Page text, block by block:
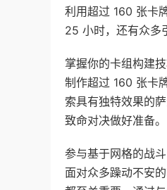
利用超过 160 张卡
25 小时，还有众多
掌握你的卡组构建
制作超过 160 张卡
索具有独特效果的
致命对决做好准备。
参与基于网格的战斗
面对众多躁动不安